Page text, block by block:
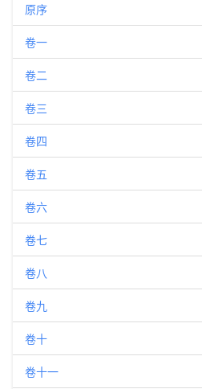
原序
卷一
卷二
卷三
卷四
卷五
卷六
卷七
卷八
卷九
卷十
卷十一